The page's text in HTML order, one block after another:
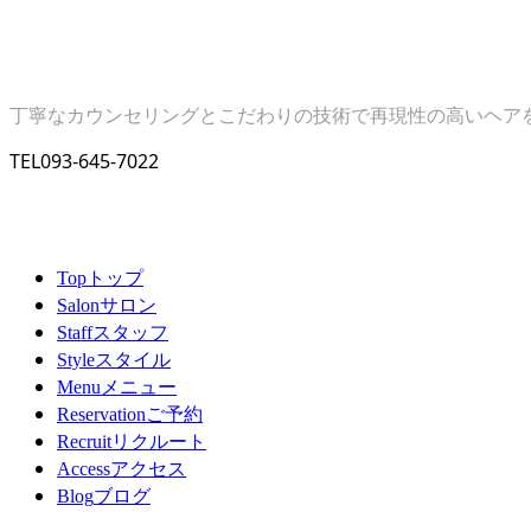
丁寧なカウンセリングとこだわりの技術で再現性の高いヘア
TEL093-645-7022
Top トップ
Salonサロン
Staffスタッフ
Styleスタイル
Menuメニュー
Reservationご予約
Recruitリクルート
Accessアクセス
Blogブログ